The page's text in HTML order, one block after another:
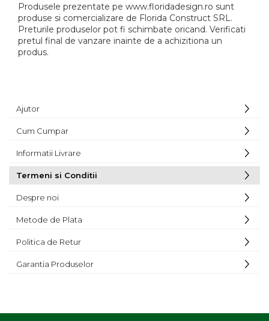
Produsele prezentate pe www.floridadesign.ro sunt
produse si comercializare de Florida Construct SRL.
Preturile produselor pot fi schimbate oricand. Verificati
pretul final de vanzare inainte de a achizitiona un
produs.
Ajutor
Cum Cumpar
Informatii Livrare
Termeni si Conditii
Despre noi
Metode de Plata
Politica de Retur
Garantia Produselor